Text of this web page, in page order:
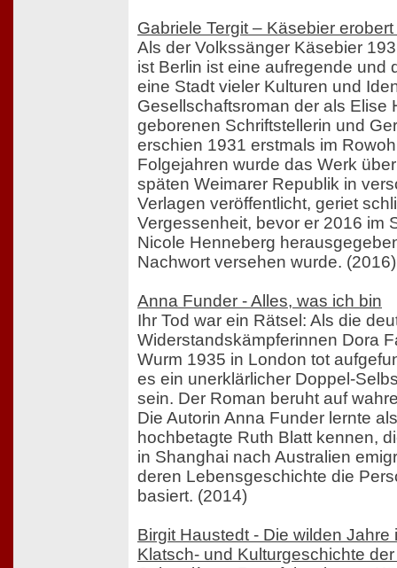
Gabriele Tergit – Käsebier
Als der Volkssänger Käsebier
ist Berlin ist eine aufregende und
eine Stadt vieler Kulturen und
Gesellschaftsroman der als Elise
geborenen Schriftstellerin und
erschien 1931 erstmals im
Folgejahren wurde das Werk
späten Weimarer Republik in
Verlagen veröffentlicht, geriet
Vergessenheit, bevor er 2016 im
Nicole Henneberg
Nachwort versehen wurde. (2016)
Anna Funder - Alles, was ich bin
Ihr Tod war ein Rätsel: Als die
Widerstandskämpferinnen Dora
Wurm 1935 in London tot
es ein unerklärlicher Doppel-
sein. Der Roman beruht auf
Die Autorin Anna Funder lernte
hochbetagte Ruth Blatt kennen,
in Shanghai nach Australien
deren Lebensgeschichte die
basiert. (2014)
Birgit Haustedt - Die wilden Jahre
Klatsch- und Kulturgeschichte